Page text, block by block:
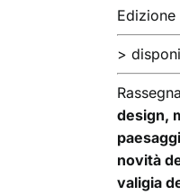
Edizione
>
design,
novità
valigia